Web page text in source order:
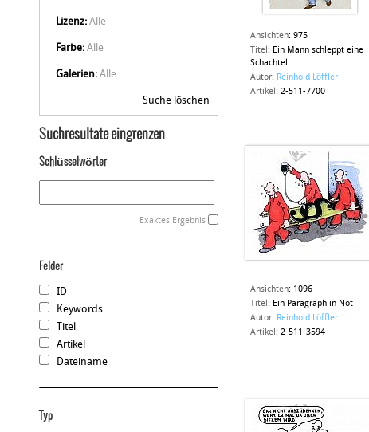
Lizenz: Alle
Farbe: Alle
Galerien: Alle
Suche löschen
Suchresultate eingrenzen
Schlüsselwörter
Exaktes Ergebnis
Felder
ID
Keywords
Titel
Artikel
Dateiname
Typ
Ansichten: 975
Titel : Ein Mann schleppt eine
Schachtel...
Autor: Reinhold Löffler
Artikel : 2-511-7700
Ansichten: 1096
Titel : Ein Paragraph in Not
Autor: Reinhold Löffler
Artikel : 2-511-3594